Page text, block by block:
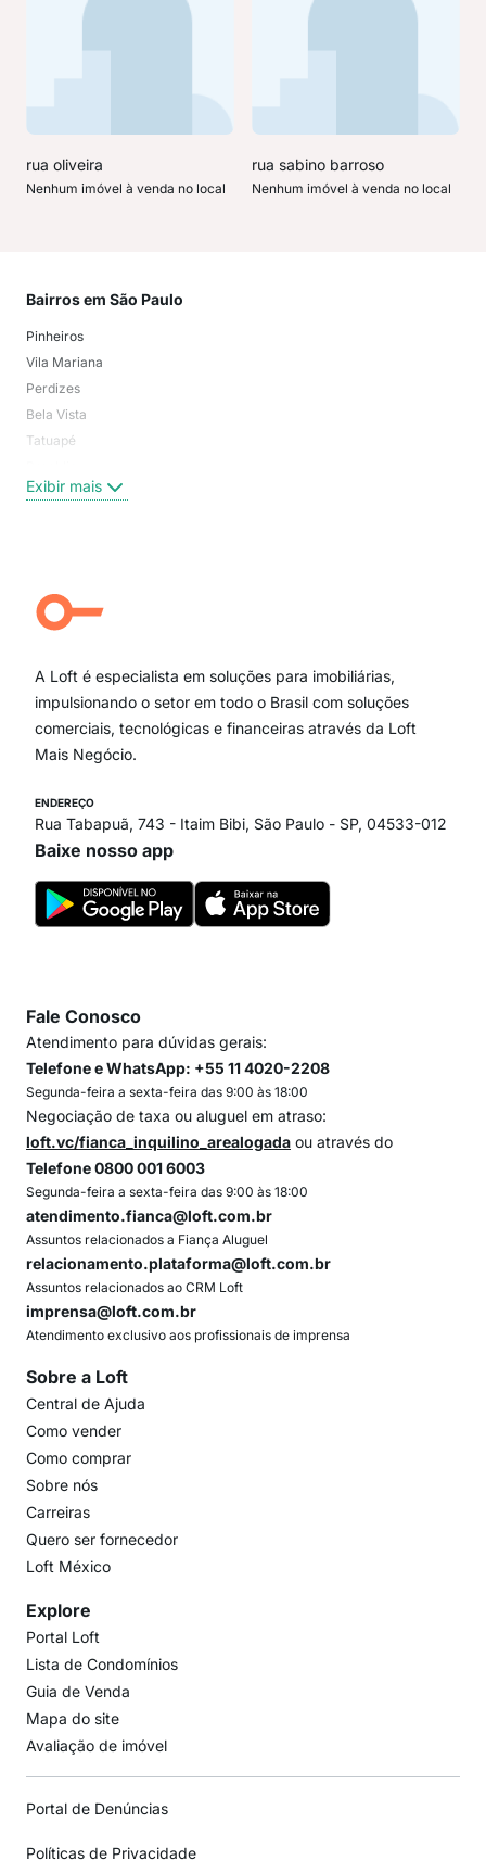
rua oliveira
Nenhum imóvel à venda no local
rua sabino barroso
Nenhum imóvel à venda no local
Bairros em São Paulo
Pinheiros
Vila Mariana
Perdizes
Bela Vista
Tatuapé
Centro
Campo Belo
Ipiranga
Paraíso
Itaim Bibi
Exibir mais
A Loft é especialista em soluções para imobiliárias,
impulsionando o setor em todo o Brasil com soluções
comerciais, tecnológicas e financeiras através da Loft
Mais Negócio.
ENDEREÇO
Rua Tabapuã, 743 - Itaim Bibi, São Paulo - SP, 04533-012
Baixe nosso app
Fale Conosco
Atendimento para dúvidas gerais:
Telefone e WhatsApp: +55 11 4020-2208
Segunda-feira a sexta-feira das 9:00 às 18:00
Negociação de taxa ou aluguel em atraso:
loft.vc/fianca_inquilino_arealogada ou através do
Telefone 0800 001 6003
Segunda-feira a sexta-feira das 9:00 às 18:00
atendimento.fianca@loft.com.br
Assuntos relacionados a Fiança Aluguel
relacionamento.plataforma@loft.com.br
Assuntos relacionados ao CRM Loft
imprensa@loft.com.br
Atendimento exclusivo aos profissionais de imprensa
Sobre a Loft
Central de Ajuda
Como vender
Como comprar
Sobre nós
Carreiras
Quero ser fornecedor
Loft México
Explore
Portal Loft
Lista de Condomínios
Guia de Venda
Mapa do site
Avaliação de imóvel
Portal de Denúncias
Políticas de Privacidade